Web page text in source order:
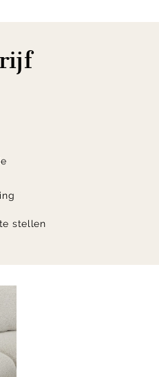
Collectie en ontdek
stellen